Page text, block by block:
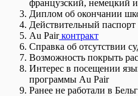
французский, немецкий
Диплом об окончании
Действительный паспорт
Au Pairконтракт
Справка об отсутствии
Возможность покрыть
Интерес в посещении
программы Au Pair
Ранее не работали в